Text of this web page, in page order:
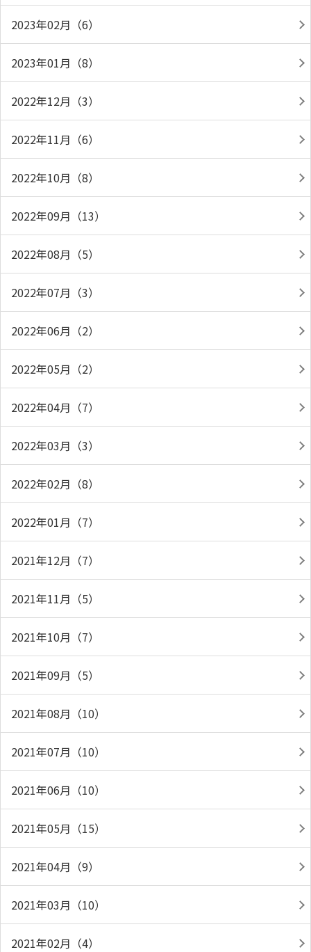
2023年02月（6）
2023年01月（8）
2022年12月（3）
2022年11月（6）
2022年10月（8）
2022年09月（13）
2022年08月（5）
2022年07月（3）
2022年06月（2）
2022年05月（2）
2022年04月（7）
2022年03月（3）
2022年02月（8）
2022年01月（7）
2021年12月（7）
2021年11月（5）
2021年10月（7）
2021年09月（5）
2021年08月（10）
2021年07月（10）
2021年06月（10）
2021年05月（15）
2021年04月（9）
2021年03月（10）
2021年02月（4）